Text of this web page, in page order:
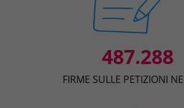
487.288
FIRME SULLE PETIZIONI